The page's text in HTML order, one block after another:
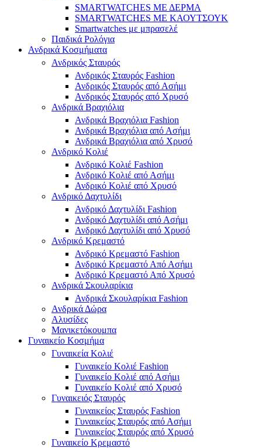
SMARTWATCHES ΜΕ ΔΕΡΜΑ
SMARTWATCHES ΜΕ ΚΑΟΥΤΣΟΥΚ
Smartwatches με μπρασελέ
Παιδικά Ρολόγια
Ανδρικά Κοσμήματα
Ανδρικός Σταυρός
Ανδρικός Σταυρός Fashion
Ανδρικός Σταυρός από Ασήμι
Ανδρικός Σταυρός από Χρυσό
Ανδρικά Βραχιόλια
Ανδρικά Βραχιόλια Fashion
Ανδρικά Βραχιόλια από Ασήμι
Ανδρικά Βραχιόλια από Χρυσό
Ανδρικό Κολιέ
Ανδρικό Κολιέ Fashion
Ανδρικό Κολιέ από Ασήμι
Ανδρικό Κολιέ από Χρυσό
Ανδρικό Δαχτυλίδι
Ανδρικό Δαχτυλίδι Fashion
Ανδρικό Δαχτυλίδι από Ασήμι
Ανδρικό Δαχτυλίδι από Χρυσό
Ανδρικό Κρεμαστό
Ανδρικό Κρεμαστό Fashion
Ανδρικό Κρεμαστό Από Ασήμι
Ανδρικό Κρεμαστό Από Χρυσό
Ανδρικά Σκουλαρίκια
Ανδρικά Σκουλαρίκια Fashion
Ανδρικά Δώρα
Αλυσίδες
Μανικετόκουμπα
Γυναικείο Κοσμήμα
Γυναικεία Κολιέ
Γυναικείο Κολιέ Fashion
Γυναικείο Κολιέ από Ασήμι
Γυναικείο Κολιέ από Χρυσό
Γυναικειός Σταυρός
Γυναικείος Σταυρός Fashion
Γυναικείος Σταυρός από Ασήμι
Γυναικείος Σταυρός από Χρυσό
Γυναικείο Κρεμαστό